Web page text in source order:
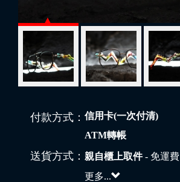
付款方式： 信用卡(一次付清)
ATM轉帳
送貨方式： 親自櫃上取件- 免運費
更多...